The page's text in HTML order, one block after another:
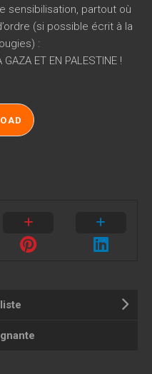
sensibilisation, partout où
(si possible écrit à la
:
ET EN PALESTINE !